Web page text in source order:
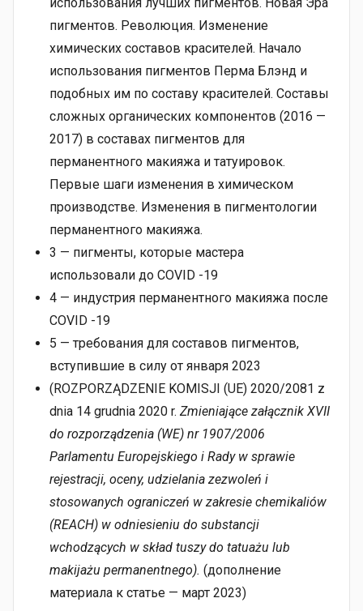
пигментов. Революция. Изменение
химических составов красителей. Начало
использования пигментов Перма Блэнд и
подобных им по составу красителей. Составы
сложных органических компонентов (2016 —
2017) в составах пигментов для
перманентного макияжа и татуировок.
Первые шаги изменения в химическом
производстве. Изменения в пигментологии
перманентного макияжа.
3 — пигменты, которые мастера
использовали до COVID -19
4 — индустрия перманентного макияжа после
COVID -19
5 — требования для составов пигментов,
вступившие в силу от января 2023
(ROZPORZĄDZENIE KOMISJI (UE) 2020/2081 z
dnia 14 grudnia 2020 r. Zmieniające załącznik XVII
do rozporządzenia (WE) nr 1907/2006
Parlamentu Europejskiego i Rady w sprawie
rejestracji, oceny, udzielania zezwoleń i
stosowanych ograniczeń w zakresie chemikaliów
(REACH) w odniesieniu do substancji
wchodzących w skład tuszy do tatuażu lub
makijażu permanentnego). (дополнение
материала к статье — март 2023)